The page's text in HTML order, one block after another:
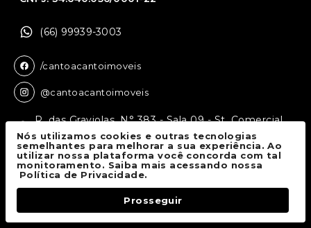
(66) 99939-3003
/cantoacantoimoveis
@cantoacantoimoveis
R. das Graviolas, N° 383 - Sala 09 - St. Comercial,
Sinop - MT, 78550-136
Canto a Canto Imóveis© 2026.
Todos os direitos reservados.
Nós utilizamos cookies e outras tecnologias
semelhantes para melhorar a sua experiência. Ao
utilizar nossa plataforma você concorda com tal
monitoramento. Saiba mais acessando nossa
Política de Privacidade.
Prosseguir